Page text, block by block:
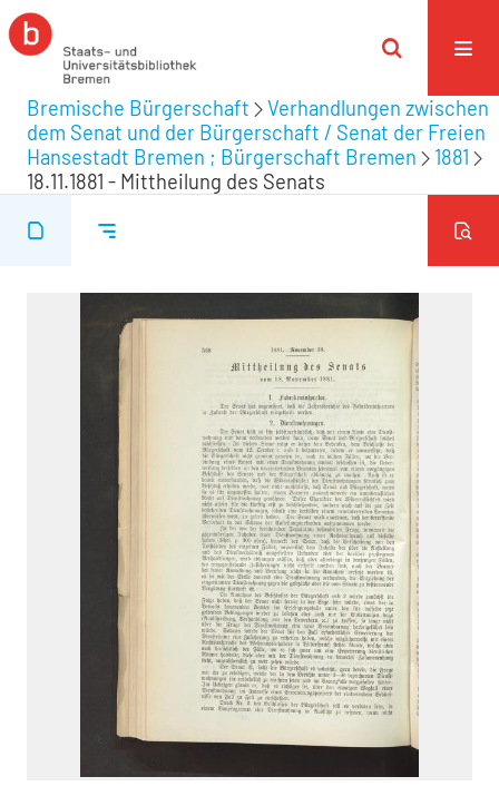
Bremische Bürgerschaft
Verhandlungen zwischen
dem Senat und der Bürgerschaft / Senat der Freien
Hansestadt Bremen ; Bürgerschaft Bremen
1881
18.11.1881 - Mittheilung des Senats